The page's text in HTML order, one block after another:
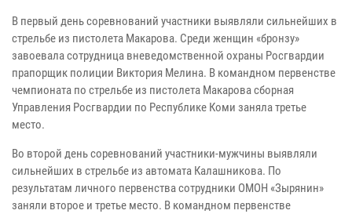
В первый день соревнований участники выявляли сильнейших в
стрельбе из пистолета Макарова. Среди женщин «бронзу»
завоевала сотрудница вневедомственной охраны Росгвардии
прапорщик полиции Виктория Мелина. В командном первенстве
чемпионата по стрельбе из пистолета Макарова сборная
Управления Росгвардии по Республике Коми заняла третье
место.
Во второй день соревнований участники-мужчины выявляли
сильнейших в стрельбе из автомата Калашникова. По
результатам личного первенства сотрудники ОМОН «Зырянин»
заняли второе и третье место. В командном первенстве